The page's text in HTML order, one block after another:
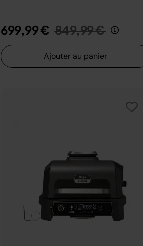
699,99 € Prix réduit de
849,99 €au
Ajouter au panier